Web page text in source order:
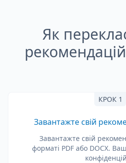
Як
КРОК 1
Завантажте свій
Завантажте свій
форматі PDF або DOCX.